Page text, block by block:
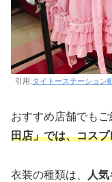
引用:タイトーステーション
おすすめ店舗でもご
田店」では、コス
衣装の種類は、
人